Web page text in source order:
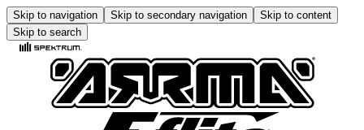
Skip to navigation Skip to secondary navigation
Skip to content
Skip to search